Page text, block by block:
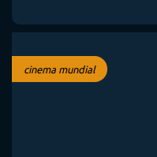
cinema mundial